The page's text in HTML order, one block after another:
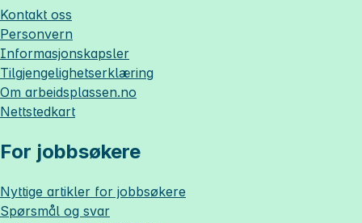
Kontakt oss
Personvern
Informasjonskapsler
Tilgjengelighetserklæring
Om arbeidsplassen.no
Nettstedkart
For jobbsøkere
Nyttige artikler for jobbsøkere
Spørsmål og svar